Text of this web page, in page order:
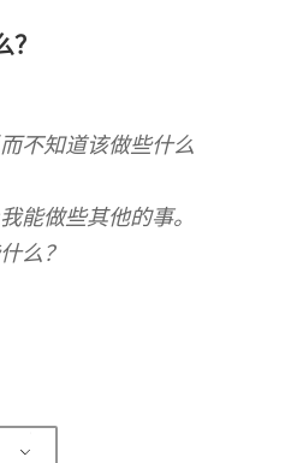
不知道该做些什么
能做些其他的事。
么？